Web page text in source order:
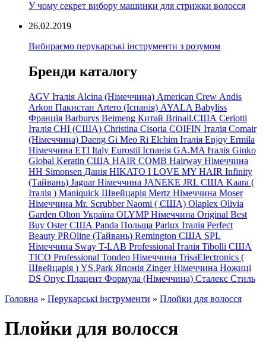
У чому секрет вибору машинки для стрижки волосся
26.02.2019
Вибираємо перукарські інструменти з розумом
Бренди каталогу
AGV Італія Alcina (Німеччина) American Crew Andis
Arkon Пакистан Artero (Іспанія) AYALA Babyliss
Франція Barburys Beimeng Китай Brinail.США Ceriotti
Італія CHI (США) Christina Cisoria COIFIN Італія Comair
(Німеччина) Daeng Gi Meo Ri Elchim Італія Enjoy Ermila
Німеччина ETI Italy Eurostil Іспанія GA.MA Італія Ginko
Global Keratin США HAIR COMB Hairway Німеччина
HH Simonsen Данія HIKATO I LOVE MY HAIR Infinity
(Тайвань) Jaguar Німеччина JANEKE JRL США Kaara (
Італія ) Maniquick Швейцарія Mertz Німеччина Moser
Німеччина Mr. Scrubber Naomi ( США) Olaplex Olivia
Garden Olton Україна OLYMP Німеччина Original Best
Buy Oster США Panda Польща Parlux Італія Perfect
Beauty PROline (Тайвань) Remington США SPL
Німеччина Sway T-LAB Professional Італія Tibolli США
TICO Professional Tondeo Німеччина TrisaElectronics (
Швейцарія ) YS.Park Японія Zinger Німеччина Ножиці
DS Опус Плацент Формула (Німеччина) Сталекс Стиль
Головна » Перукарські інструменти » Плойки для волосся
Плойки для волосся